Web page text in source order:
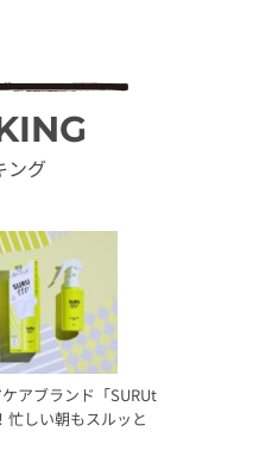
ング
アブランド「SURUt
しい朝もスルッと